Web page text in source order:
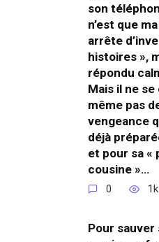
son
n’est que
arrête
histoires »,
répondu
Mais il ne
même pas
vengeance
déjà
et pour sa «
cousine »…
0 1k.
Pour sauver